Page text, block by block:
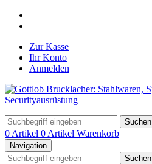
Zur Kasse
Ihr Konto
Anmelden
Suchen
0 Artikel 0 Artikel Warenkorb
Navigation
Suchen